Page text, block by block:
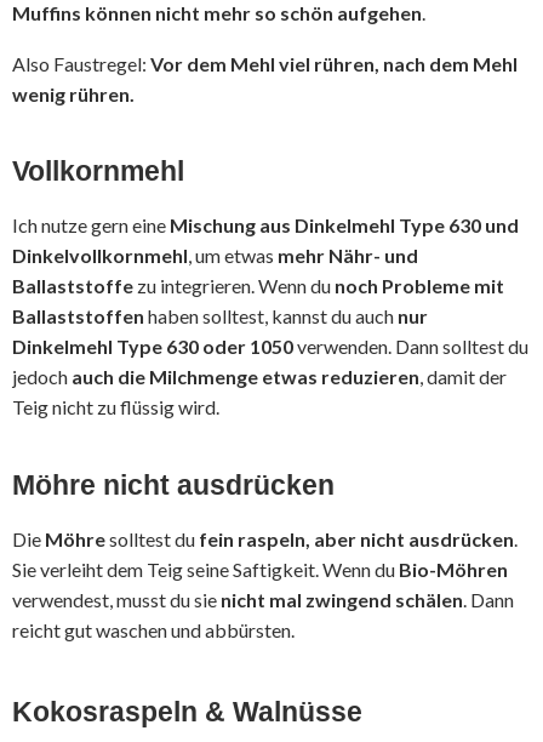
Muffins können nicht mehr so schön aufgehen.
Also Faustregel: Vor dem Mehl viel rühren, nach dem Mehl
wenig rühren.
Vollkornmehl
Ich nutze gern eine Mischung aus Dinkelmehl Type 630 und
Dinkelvollkornmehl, um etwas mehr Nähr- und
Ballaststoffe zu integrieren. Wenn du noch Probleme mit
Ballaststoffen haben solltest, kannst du auch nur
Dinkelmehl Type 630 oder 1050verwenden. Dann solltest du
jedoch auch die Milchmenge etwas reduzieren, damit der
Teig nicht zu flüssig wird.
Möhre nicht ausdrücken
Die Möhresolltest du fein raspeln, aber nicht ausdrücken.
Sie verleiht dem Teig seine Saftigkeit. Wenn du Bio-Möhren
verwendest, musst du sie nicht mal zwingend schälen. Dann
reicht gut waschen und abbürsten.
Kokosraspeln & Walnüsse